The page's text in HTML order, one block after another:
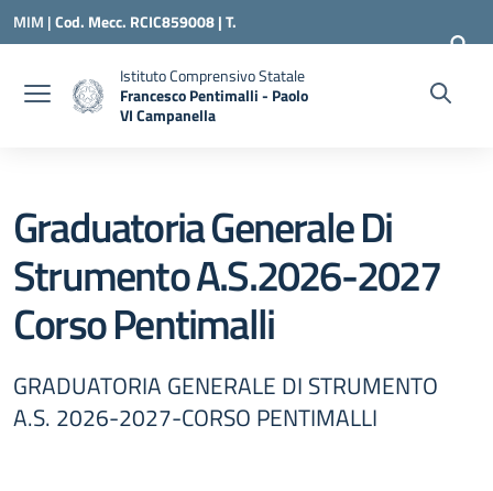
Vai ai contenuti
Vai al menu di navigazione
Vai al footer
MIM |Cod. Mecc. RCIC859008 | T.
RCIC859008@ISTRUZIONE.IT
Istituto Comprensivo Statale
Francesco Pentimalli - Paolo
VI Campanella
Graduatoria Generale Di
Strumento A.S.2026-2027
Corso Pentimalli
GRADUATORIA GENERALE DI STRUMENTO
A.S. 2026-2027-CORSO PENTIMALLI